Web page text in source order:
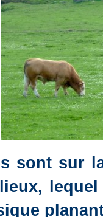
sont sur